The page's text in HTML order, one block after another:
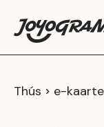
Thús e-